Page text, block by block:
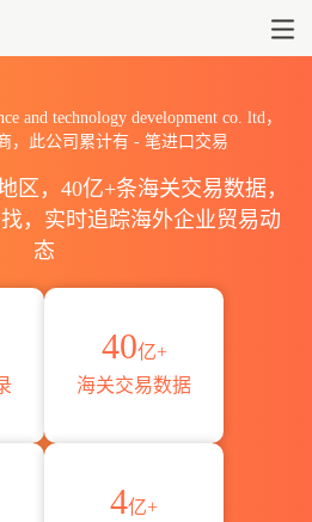
and technology development co. ltd，
，此公司累计有 -笔进口交易
区，40亿+条海关交易数据，
，实时追踪海外企业贸易动
态
40亿+
海关交易数据
4亿+